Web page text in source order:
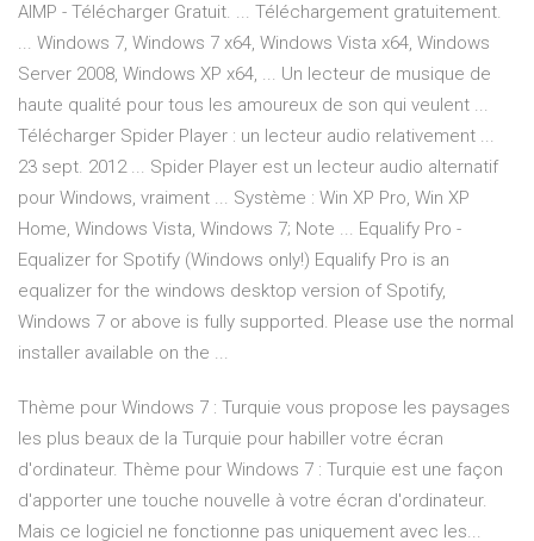
AIMP - Télécharger Gratuit. ... Téléchargement gratuitement.
... Windows 7, Windows 7 x64, Windows Vista x64, Windows
Server 2008, Windows XP x64, ... Un lecteur de musique de
haute qualité pour tous les amoureux de son qui veulent ...
Télécharger Spider Player : un lecteur audio relativement ...
23 sept. 2012 ... Spider Player est un lecteur audio alternatif
pour Windows, vraiment ... Système : Win XP Pro, Win XP
Home, Windows Vista, Windows 7; Note ... Equalify Pro -
Equalizer for Spotify (Windows only!) Equalify Pro is an
equalizer for the windows desktop version of Spotify,
Windows 7 or above is fully supported. Please use the normal
installer available on the ...
Thème pour Windows 7 : Turquie vous propose les paysages
les plus beaux de la Turquie pour habiller votre écran
d'ordinateur. Thème pour Windows 7 : Turquie est une façon
d'apporter une touche nouvelle à votre écran d'ordinateur.
Mais ce logiciel ne fonctionne pas uniquement avec les...